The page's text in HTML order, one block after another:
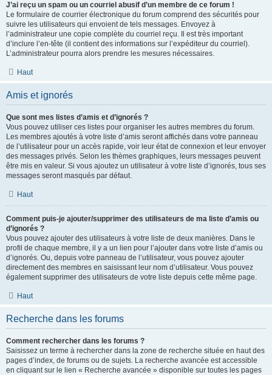
J’ai reçu un spam ou un courriel abusif d’un membre de ce forum !
Le formulaire de courrier électronique du forum comprend des sécurités pour
suivre les utilisateurs qui envoient de tels messages. Envoyez à
l’administrateur une copie complète du courriel reçu. Il est très important
d’inclure l’en-tête (il contient des informations sur l’expéditeur du courriel).
L’administrateur pourra alors prendre les mesures nécessaires.
Haut
Amis et ignorés
Que sont mes listes d’amis et d’ignorés ?
Vous pouvez utiliser ces listes pour organiser les autres membres du forum.
Les membres ajoutés à votre liste d’amis seront affichés dans votre panneau
de l’utilisateur pour un accès rapide, voir leur état de connexion et leur envoyer
des messages privés. Selon les thèmes graphiques, leurs messages peuvent
être mis en valeur. Si vous ajoutez un utilisateur à votre liste d’ignorés, tous ses
messages seront masqués par défaut.
Haut
Comment puis-je ajouter/supprimer des utilisateurs de ma liste d’amis ou
d’ignorés ?
Vous pouvez ajouter des utilisateurs à votre liste de deux manières. Dans le
profil de chaque membre, il y a un lien pour l’ajouter dans votre liste d’amis ou
d’ignorés. Ou, depuis votre panneau de l’utilisateur, vous pouvez ajouter
directement des membres en saisissant leur nom d’utilisateur. Vous pouvez
également supprimer des utilisateurs de votre liste depuis cette même page.
Haut
Recherche dans les forums
Comment rechercher dans les forums ?
Saisissez un terme à rechercher dans la zone de recherche située en haut des
pages d’index, de forums ou de sujets. La recherche avancée est accessible
en cliquant sur le lien « Recherche avancée » disponible sur toutes les pages